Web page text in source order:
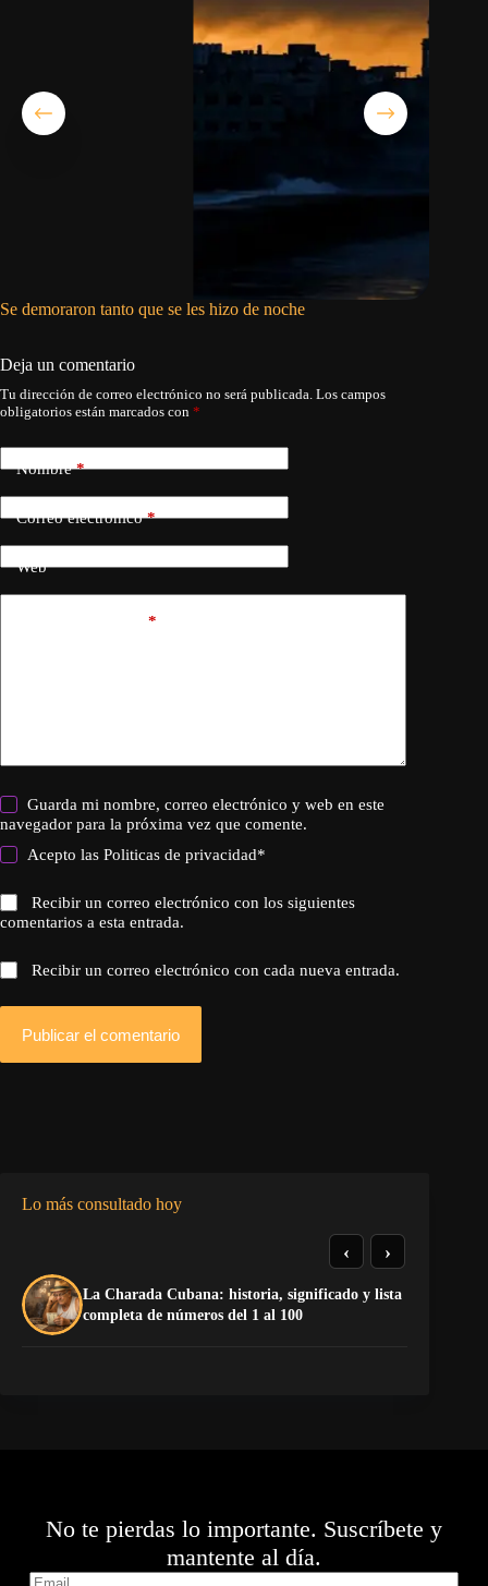
Se demoraron tanto que se les hizo de noche
Deja un comentario
Tu dirección de correo electrónico no será publicada. Los campos
obligatorios están marcados con *
Nombre*
Correo electrónico*
Web
*
Guarda mi nombre, correo electrónico y web en este
navegador para la próxima vez que comente.
Acepto lasPoliticas de privacidad*
Recibir un correo electrónico con los siguientes
comentarios a esta entrada.
Recibir un correo electrónico con cada nueva entrada.
Publicar el comentario
Lo más consultado hoy
La Charada Cubana: historia, significado y lista
completa de números del 1 al 100
‹ ›
No te pierdas lo importante. Suscríbete y
mantente al día.